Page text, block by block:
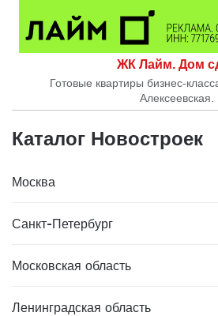
ЖК Лайм. Дом
Готовые квартиры бизнес-
Алексеевская.
Каталог Новостроек
Москва
Санкт-Петербург
Московская область
Ленинградская область